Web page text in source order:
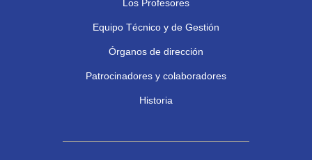
Los Profesores
Equipo Técnico y de Gestión
Órganos de dirección
Patrocinadores y colaboradores
Historia